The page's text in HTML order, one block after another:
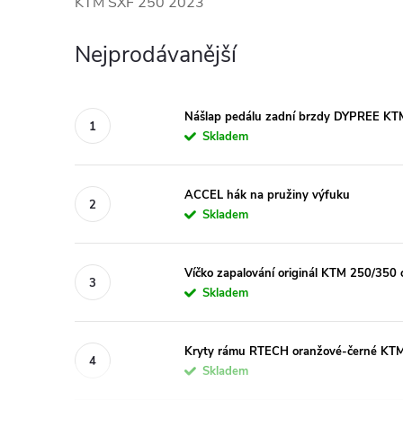
Nejprodávanější
Nášlap pedálu zadní brzdy DYPREE
Skladem
ACCEL hák na pružiny výfuku
Skladem
Víčko zapalování originál KTM 250/350
Skladem
Kryty rámu RTECH oranžové-černé
Skladem